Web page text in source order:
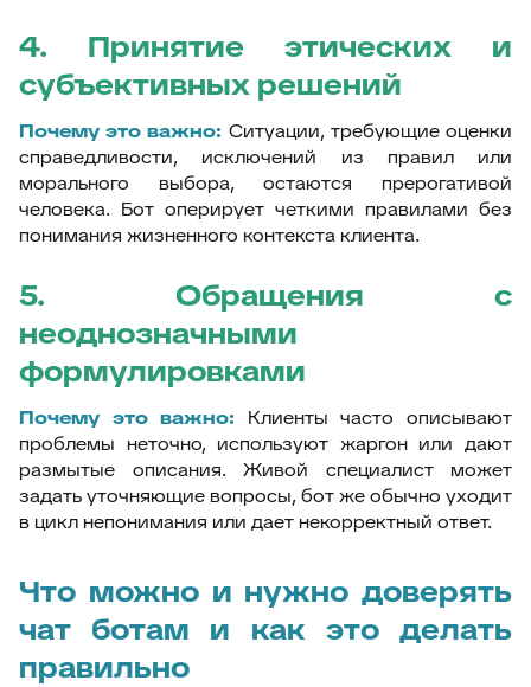
4. Принятие этических и
субъективных решений
Почему это важно: Ситуации, требующие оценки
справедливости, исключений из правил или
морального выбора, остаются прерогативой
человека. Бот оперирует четкими правилами без
понимания жизненного контекста клиента.
5. Обращения с
неоднозначными
формулировками
Почему это важно: Клиенты часто описывают
проблемы неточно, используют жаргон или дают
размытые описания. Живой специалист может
задать уточняющие вопросы, бот же обычно уходит
в цикл непонимания или дает некорректный ответ.
Что можно и нужно доверять
чат ботам и как это делать
правильно